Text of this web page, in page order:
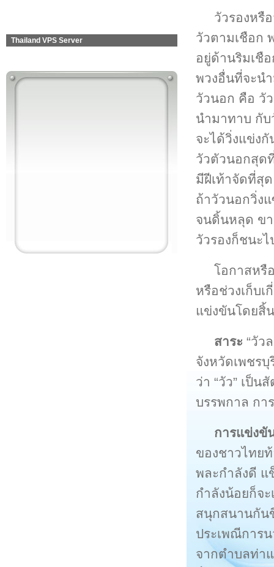
Thailand VPS Server
วัวรองหรื
วัวตามเชือก
อยู่ด้านริมเชื
พวงอื่นที่จะน
วัวนอก คือ วั
นำมาทาบ กับ
จะได้วิ่งแข่ง
วัวตัวนอกสุด
มีฝีเท้าจัดที่สุด
ถ้าวัวนอกวิ่ง
จนดิ้นหลุด ข
วัวรองก็ชนะ
โอกาสหรื
หรือช่วงเก็บ
แข่งขันโดยสิ้
สาระ “วัว
จังหวัดเพชร
ว่า “วัว” เป็
บรรพกาล กา
การแข่งขั
ของชาวไทย
พละกำลังดี แ
กำลังน้อยก็จ
สนุกสนานกัน
ประเพณีการ
จากตำบลท่า